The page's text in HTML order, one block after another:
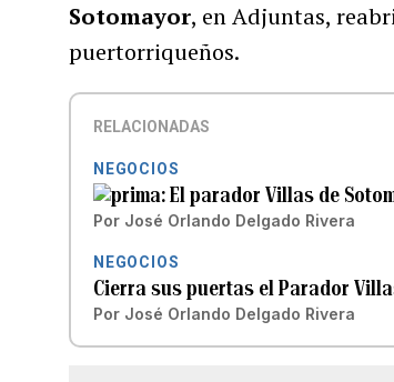
Sotomayor, en Adjuntas,
puertorriqueños.
RELACIONADAS
NEGOCIOS
El parador Villas de
Por José Orlando Delgado Rivera
NEGOCIOS
Cierra sus puertas el Parador
Por José Orlando Delgado Rivera